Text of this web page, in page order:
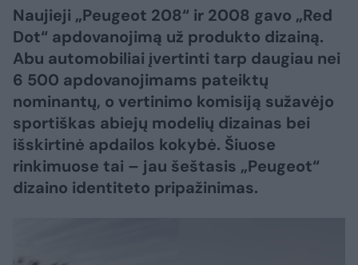
Naujieji „Peugeot 208“ ir 2008 gavo „Red
Dot“ apdovanojimą už produkto dizainą.
Abu automobiliai įvertinti tarp daugiau nei
6 500 apdovanojimams pateiktų
nominantų, o vertinimo komisiją sužavėjo
sportiškas abiejų modelių dizainas bei
išskirtinė apdailos kokybė. Šiuose
rinkimuose tai – jau šeštasis „Peugeot“
dizaino identiteto pripažinimas.